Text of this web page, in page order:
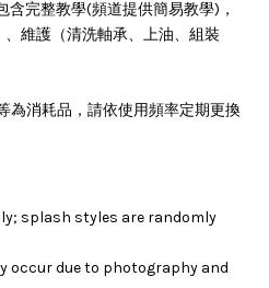
含完整教學(頻道提供簡易教學)，
維護（清洗軸承、上油、組裝
為消耗品，請依使用頻率定期更換
splash styles are randomly
occur due to photography and